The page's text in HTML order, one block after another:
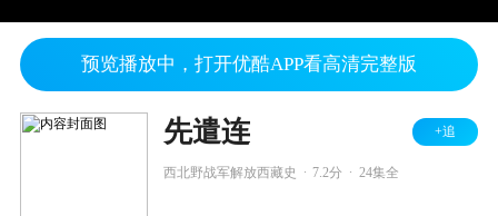
预览播放中，打开优酷APP看高清完整版
先遣连 +追
西北野战军解放西藏史 7.2分 24集全